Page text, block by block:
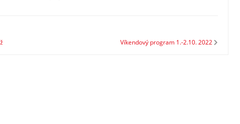
Víkendový program 1.-2.10. 2022